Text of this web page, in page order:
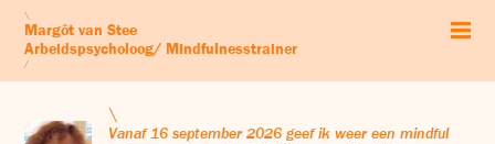
\
Margôt van Stee
Arbeidspsycholoog/ Mindfulnesstrainer
/
Mindfulness
Zelfcompassie
Leven vanuit je kernwaarden
\
Vanaf 16 september 2026 geef ik weer een mindful